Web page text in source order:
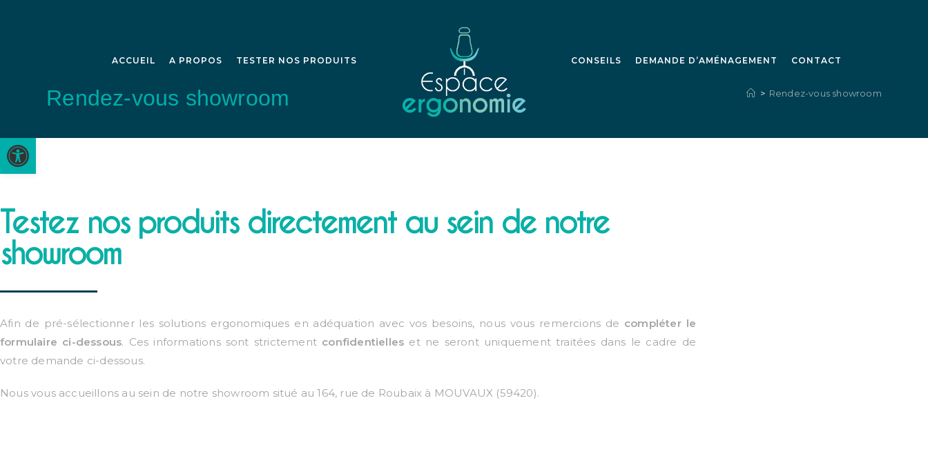
Ouvrir la barre d’outils
ACCUEIL A PROPOS TESTER NOS PRODUITS CONSEILS DEMANDE D’AMÉNAGEMENT CONTACT
Rendez-vous showroom > Rendez-vous showroom
Testez nos produits directement au sein de notre
showroom
Afin de pré-sélectionner les solutions ergonomiques en adéquation avec vos besoins, nous vous remercions de compléter le
formulaire ci-dessous. Ces informations sont strictement confidentielles et ne seront uniquement traitées dans le cadre de
votre demande ci-dessous.
Nous vous accueillons au sein de notre showroom situé au 164, rue de Roubaix à MOUVAUX (59420).